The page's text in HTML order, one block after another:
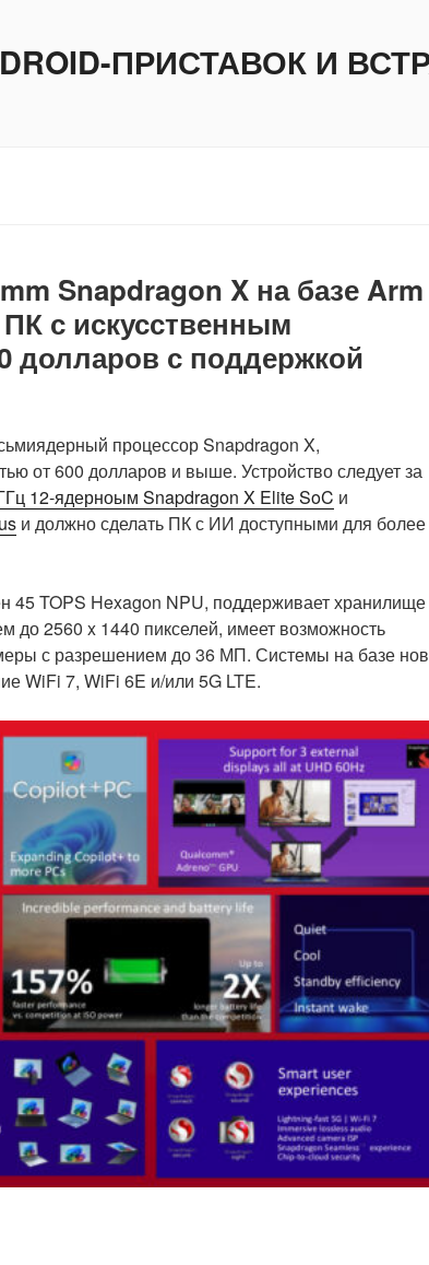
ПРИСТАВОК И
Snapdragon X на базе Arm
с искусственным
долларов с поддержкой
процессор Snapdragon X,
от 600 долларов и выше. Устройство следует за
12-ядерноым Snapdragon X EliteSoC и
и должно сделать ПК с ИИ доступными для более
45 TOPS Hexagon NPU, поддерживает хранилище
до 2560 x 1440 пикселей, имеет возможность
с разрешением до 36 МП. Системы на базе
WiFi 7, WiFi 6E и/или 5G LTE.